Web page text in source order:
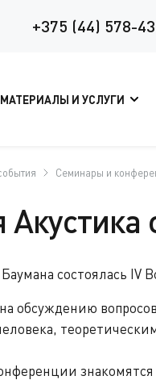
+375 (44) 578-
МАТЕРИАЛЫ И УСЛУГИ
Семинары и
состоялась IV
обсуждению